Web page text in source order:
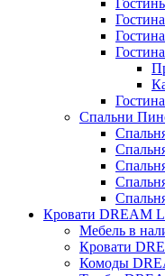
Спальни
Кровати DREAM
Мебель в
Кровати
Комоды